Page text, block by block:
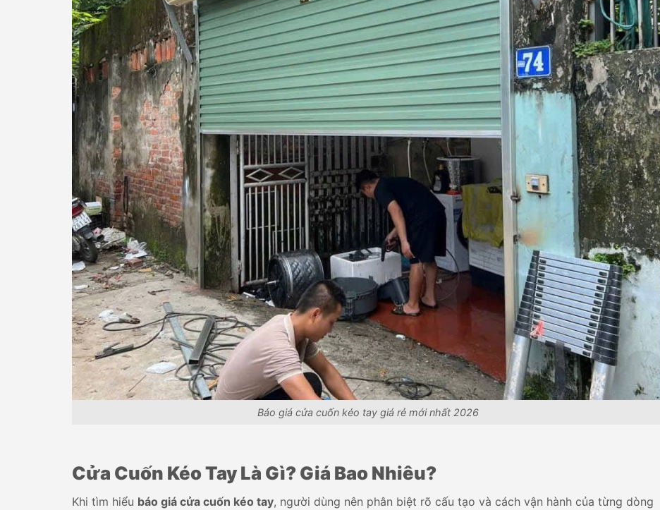
Báo giá cửa cuốn kéo tay giá rẻ mới nhất 2026
Cửa Cuốn Kéo Tay Là Gì? Giá Bao Nhiêu?
Khi tìm hiểu báo giá cửa cuốn kéo tay, người dùng nên phân biệt rõ cấu tạo và cách vận hành của từng dòng